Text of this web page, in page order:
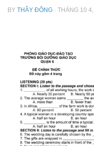
BY THẦY ĐÔNG · THÁNG 10